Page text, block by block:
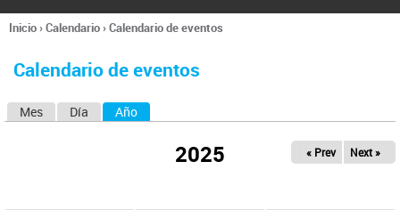
l
Se
usted
Inicio›Calendario›Calendario de eventos
Calendario de eventos
Mes Día Año
2025 « Prev Next »